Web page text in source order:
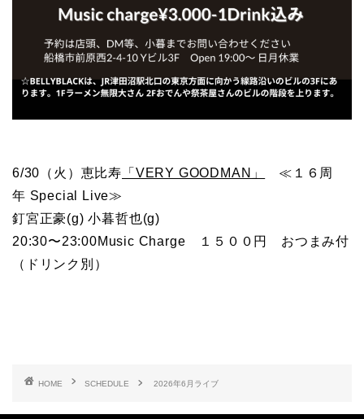
6/30（火）恵比寿 「VERY GOODMAN」
≪１６周
年 Special Live≫
釘宮正豪(g) 小暮哲也(g)
20:30〜23:00Music Charge １５００円 おつまみ付
（ドリンク別）
HOME SCHEDULE 2026年6月ライブ